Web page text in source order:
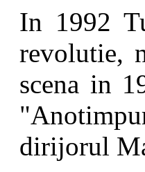
In 1992
revolutie,
scena in
dirijorul